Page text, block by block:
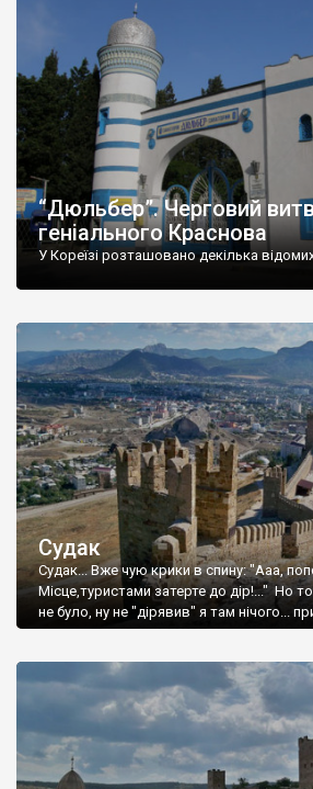
“Дюльбер”. Черговий
геніального Краснова
У Кореїзі розташовано декілька
Судак
Судак... Вже чую крики в спину: "Ааа,
Місце,туристами затерте до дір!..." Но
не було, ну не "дірявив" я там нічого...